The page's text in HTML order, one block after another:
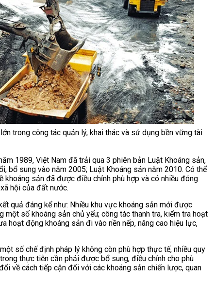
trong công tác quản lý, khai thác và sử dụng bền vững tài
1989, Việt Nam đã trải qua 3 phiên bản Luật Khoáng sản,
sung vào năm 2005; Luật Khoáng sản năm 2010. Có thể
sản đã được điều chỉnh phù hợp và có nhiều đóng
hội của đất nước.
quả đáng kể như: Nhiều khu vực khoáng sản mới được
số khoáng sản chủ yếu; công tác thanh tra, kiểm tra hoạt
hoạt động khoáng sản đi vào nền nếp, nâng cao hiệu lực,
số chế định pháp lý không còn phù hợp thực tế, nhiều quy
thực tiễn cần phải được bổ sung, điều chỉnh cho phù
về cách tiếp cận đối với các khoáng sản chiến lược, quan